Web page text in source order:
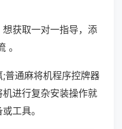
获取一对一指导，添
。
普通麻将机程序控牌器
进行复杂安装操作就
工具。